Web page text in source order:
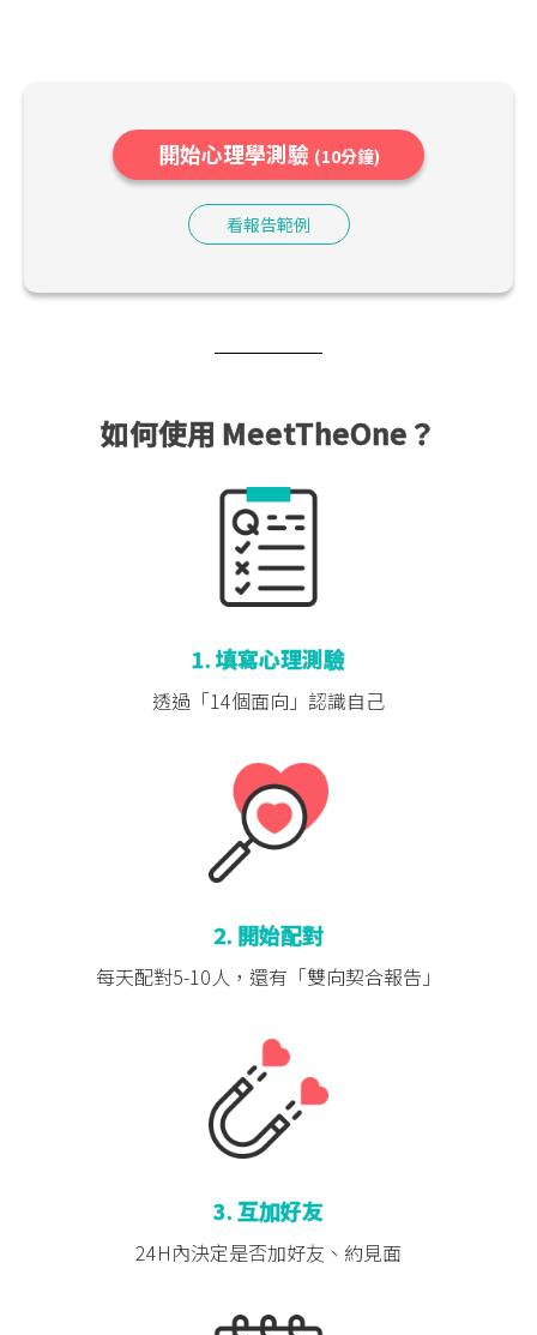
開始心理學測驗 (10分鐘)
看報告範例
如何使用 MeetTheOne？
1. 填寫心理測驗
透過「14個面向」 認識自己
2. 開始配對
每天配對5-10人， 還有「雙向契合報告」
3. 互加好友
24H內決定是否加好友、約見面